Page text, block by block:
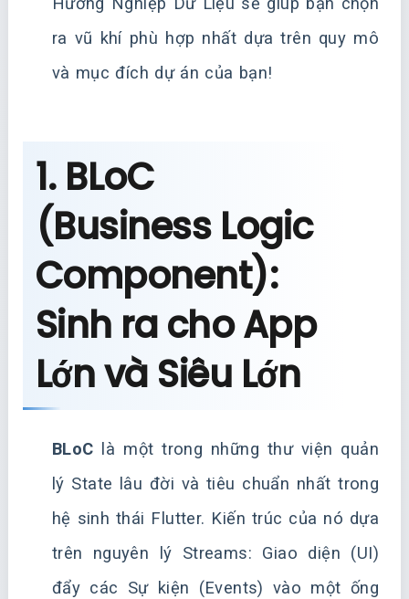
ra vũ khí phù hợp nhất dựa trên quy mô
và mục đích dự án của bạn!
1. BLoC
(Business Logic
Component):
Sinh ra cho App
Lớn và Siêu Lớn
BLoC là một trong những thư viện quản
lý State lâu đời và tiêu chuẩn nhất trong
hệ sinh thái Flutter. Kiến trúc của nó dựa
trên nguyên lý Streams: Giao diện (UI)
đẩy các Sự kiện (Events) vào một ống